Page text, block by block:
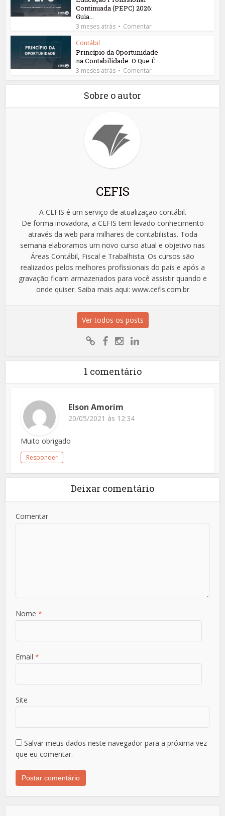
Continuada (PEPC) 2026:
Guia...
3 meses atrás
Comentar
Contábil
Princípio da Oportunidade
na Contabilidade: O Que É...
3 meses atrás Comentar
Sobre o autor
CEFIS
A CEFIS é um serviço de atualização contábil.
De forma inovadora, a CEFIS tem levado conhecimento
através da web para milhares de contabilistas. Toda
semana elaboramos um novo curso atual e objetivo nas
Áreas Contábil, Fiscal e Trabalhista. Os cursos são
realizados pelos melhores profissionais do país e após a
gravação ficam armazenados para você assistir quando e
onde quiser. Saiba mais aqui: www.cefis.com.br
Ver todos os posts
1 comentário
Elson Amorim
20/05/2021 às 12:34
Muito obrigado
Responder
Deixar comentário
Comentar
Nome *
Email *
Site
Salvar meus dados neste navegador para a próxima vez
que eu comentar.